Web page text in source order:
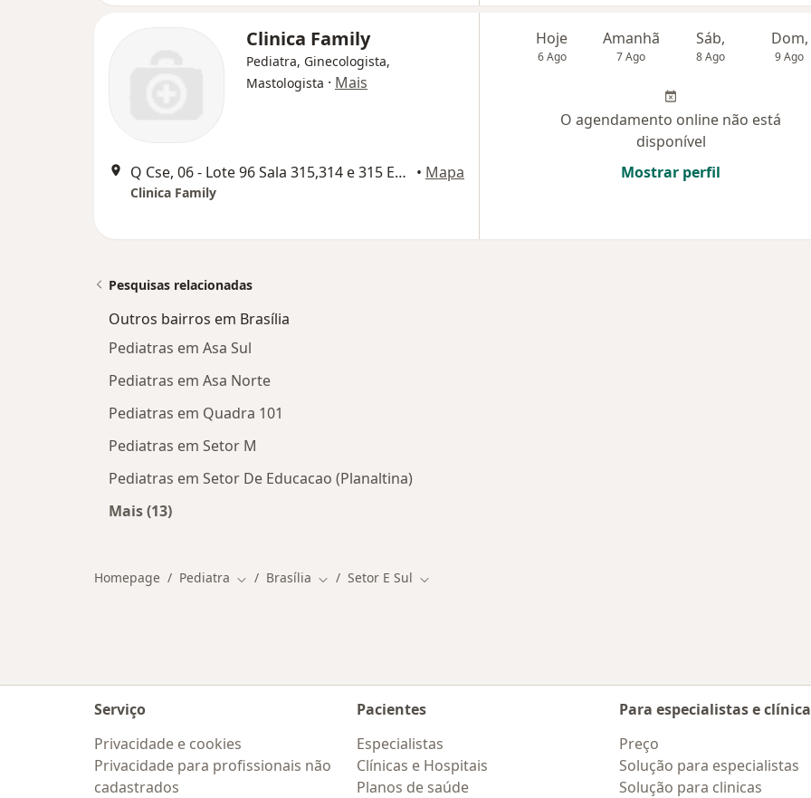
Clinica Family
Pediatra, Ginecologista,
Mastologista · Mais
Q Cse, 06 - Lote 96 Sala 315,314 e 315 Ed. Clinica Amma, Brasília • Mapa
Clinica Family
Hoje
6 Ago
Amanhã
7 Ago
Sáb,
8 Ago
Dom,
9 Ago
O agendamento online não está
disponível
Mostrar perfil
Pesquisas relacionadas
Outros bairros em Brasília
Pediatras em Asa Sul
Pediatras em Asa Norte
Pediatras em Quadra 101
Pediatras em Setor M
Pediatras em Setor De Educacao (Planaltina)
Mais (13)
Homepage Pediatra Mudar de cidade
Brasília Mudar de cidade
Setor E Sul Mudar de cidade
Serviço
Privacidade e cookies
Privacidade para profissionais não
cadastrados
Pacientes
Especialistas
Clínicas e Hospitais
Planos de saúde
Para especialistas e
Preço
Solução para especialistas
Solução para clinicas